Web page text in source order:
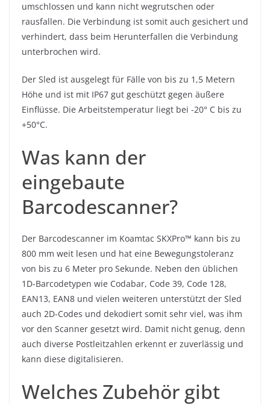
umschlossen und kann nicht wegrutschen oder
rausfallen. Die Verbindung ist somit auch gesichert und
verhindert, dass beim Herunterfallen die Verbindung
unterbrochen wird.
Der Sled ist ausgelegt für Fälle von bis zu 1,5 Metern
Höhe und ist mit IP67 gut geschützt gegen äußere
Einflüsse. Die Arbeitstemperatur liegt bei -20° C bis zu
+50°C.
Was kann der
eingebaute
Barcodescanner?
Der Barcodescanner im Koamtac SKXPro™ kann bis zu
800 mm weit lesen und hat eine Bewegungstoleranz
von bis zu 6 Meter pro Sekunde. Neben den üblichen
1D-Barcodetypen wie Codabar, Code 39, Code 128,
EAN13, EAN8 und vielen weiteren unterstützt der Sled
auch 2D-Codes und dekodiert somit sehr viel, was ihm
vor den Scanner gesetzt wird. Damit nicht genug, denn
auch diverse Postleitzahlen erkennt er zuverlässig und
kann diese digitalisieren.
Welches Zubehör gibt